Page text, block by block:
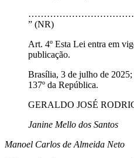
” (NR)
Art. 4º Esta Lei entra em
publicação.
Brasília, 3 de julho de 2025;
137º da República.
GERALDO JOSÉ
Janine Mello dos Santos
Manoel Carlos de Almeida Neto